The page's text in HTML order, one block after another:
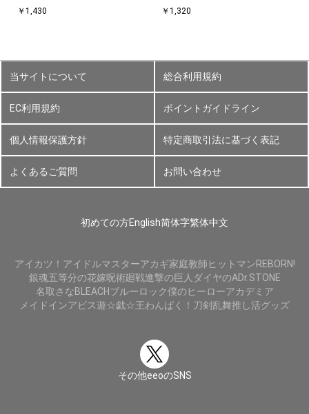
￥1,430 ￥1,320
当サイトについて 総合利用規約
EC利用規約 ポイントガイドライン
個人情報保護方針 特定商取引法に基づく表記
よくあるご質問 お問い合わせ
初めての方English简体字繁体中文
アイカツ！ アイドルマスターアカギ家庭教師ヒットマンREBORN!
銀魂五等分の花嫁呪術廻戦進撃の巨人 ダイヤのADr.STONE
名取さなBLEACHブルーロック僕のヒーローアカデミア
メイドインアビス遊☆戯☆王わんぱく！刀剣乱舞推し活グッズ
その他eeoのSNS